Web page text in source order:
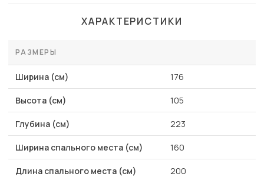
ХАРАКТЕРИСТИКИ
РАЗМЕРЫ
Ширина (см) 176
Высота (см) 105
Глубина (см) 223
Ширина спального места (см) 160
Длина спального места (см) 200